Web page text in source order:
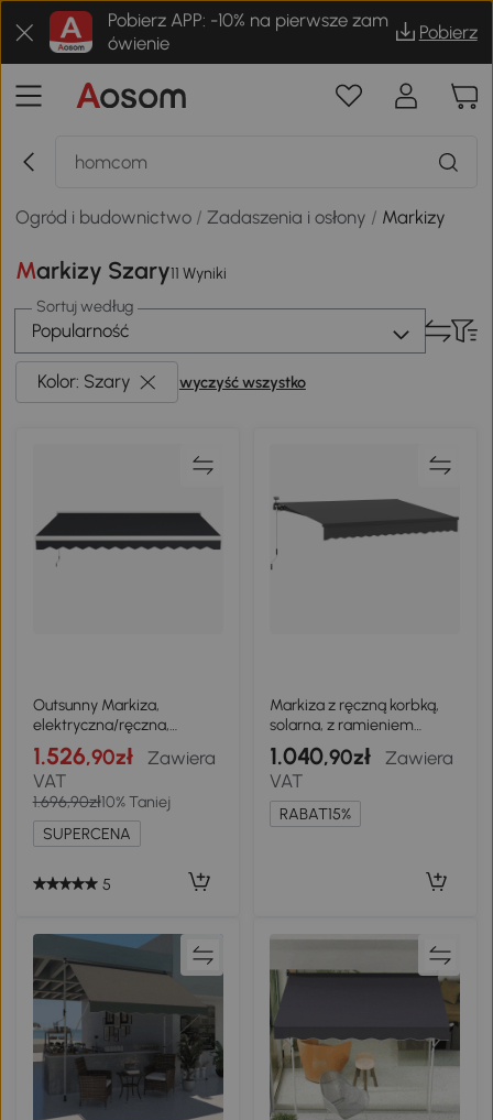
Pobierz APP: -10% na pierwsze zam
ówienie
Pobierz
Ogród i budownictwo /Zadaszenia i osłony / Markizy
Markizy Szary11 Wyniki
Sortuj według
Popularność
Kolor: Szary wyczyść wszystko
Outsunny Markiza,
elektryczna/ręczna,
półkaseton, pilot zdalnego
sterowania, rama
aluminiowa, 4 x 3 m, Szary
1.526,90zł
Zawiera
VAT
1.696,90zł10% Taniej
SUPERCENA
5
Markiza z ręczną korbką,
solarna, z ramieniem
przegubowym
1.040,90zł
Zawiera
VAT
RABAT15%